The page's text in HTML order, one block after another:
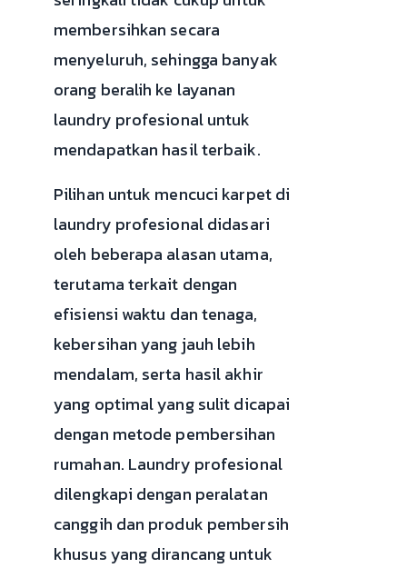
membersihkan secara
menyeluruh, sehingga banyak
orang beralih ke layanan
laundry profesional untuk
mendapatkan hasil terbaik.
Pilihan untuk mencuci karpet di
laundry profesional didasari
oleh beberapa alasan utama,
terutama terkait dengan
efisiensi waktu dan tenaga,
kebersihan yang jauh lebih
mendalam, serta hasil akhir
yang optimal yang sulit dicapai
dengan metode pembersihan
rumahan. Laundry profesional
dilengkapi dengan peralatan
canggih dan produk pembersih
khusus yang dirancang untuk